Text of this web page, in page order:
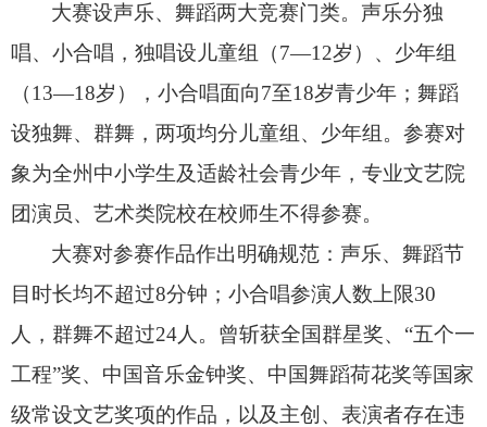
大赛设声乐、 舞蹈两大竞赛门类。 声乐分独
唱、 小合唱， 独唱设儿童组（7—12岁）、 少年组
（13—18岁）， 小合唱面向7至18岁青少年； 舞蹈
设独舞、 群舞， 两项均分儿童组、 少年组。 参赛对
象为全州中小学生及适龄社会青少年， 专业文艺院
团演员、 艺术类院校在校师生不得参赛。
大赛对参赛作品作出明确规范：声乐、 舞蹈节
目时长均不超过8分钟； 小合唱参演人数上限30
人， 群舞不超过24人。 曾斩获全国群星奖、 “五个一
工程”奖、 中国音乐金钟奖、 中国舞蹈荷花奖等国家
级常设文艺奖项的作品， 以及主创、 表演者存在违